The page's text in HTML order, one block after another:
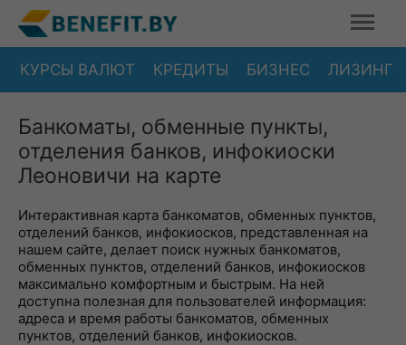
КУРСЫ ВАЛЮТ КРЕДИТЫ БИЗНЕС ЛИЗИНГ
Банкоматы, обменные пункты,
отделения банков, инфокиоски
Леоновичи на карте
Интерактивная карта банкоматов, обменных пунктов,
отделений банков, инфокиосков, представленная на
нашем сайте, делает поиск нужных банкоматов,
обменных пунктов, отделений банков, инфокиосков
максимально комфортным и быстрым. На ней
доступна полезная для пользователей информация:
адреса и время работы банкоматов, обменных
пунктов, отделений банков, инфокиосков.